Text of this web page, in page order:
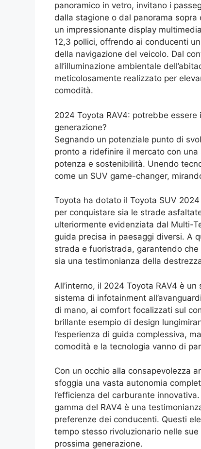
panoramico in vetro, invitano i
dalla stagione o dal panorama
un impressionante display
12,3 pollici, offrendo ai conducenti
della navigazione del veicolo. Dal
all’illuminazione ambientale
meticolosamente realizzato per
comodità.
2024 Toyota RAV4: potrebbe essere
generazione?
Segnando un potenziale punto di
pronto a ridefinire il mercato con
potenza e sostenibilità. Unendo
come un SUV game-changer,
Toyota ha dotato il Toyota SUV
per conquistare sia le strade
ulteriormente evidenziata dal Multi-
guida precisa in paesaggi diversi. A
strada e fuoristrada, garantendo
sia una testimonianza della
All’interno, il 2024 Toyota RAV4 è
sistema di infotainment
di mano, ai comfort focalizzati sul
brillante esempio di design
l’esperienza di guida complessiva,
comodità e la tecnologia vanno di
Con un occhio alla consapevolezza
sfoggia una vasta autonomia
l’efficienza del carburante
gamma del RAV4 è una
preferenze dei conducenti. Questi
tempo stesso rivoluzionario nelle
prossima generazione.